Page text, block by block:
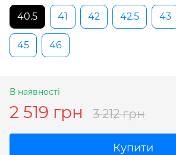
40.5
41 42 42.5 43
45 46
В наявності
2 519 грн 3 212 грн
Купити